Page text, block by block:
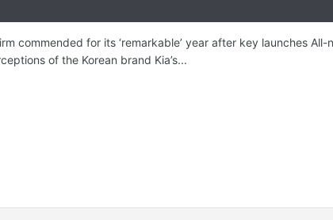
commended for its ‘remarkable’ year after key launches
of the Korean brand Kia’s...